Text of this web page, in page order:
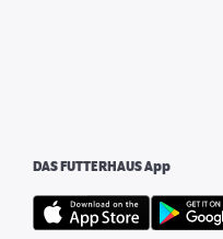
DAS FUTTERHAUS App